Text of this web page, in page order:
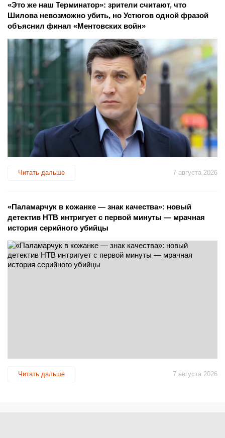
«Это же наш Терминатор»: зрители считают, что
Шилова невозможно убить, но Устюгов одной фразой
объяснил финал «Ментовских войн»
Читать дальше 7 августа 2026
«Паламарчук в кожанке — знак качества»: новый
детектив НТВ интригует с первой минуты — мрачная
история серийного убийцы
Читать дальше 7 августа 2026